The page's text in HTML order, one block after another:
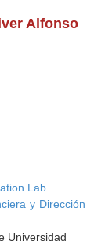
Alfonso
Lab
y Dirección
Universidad